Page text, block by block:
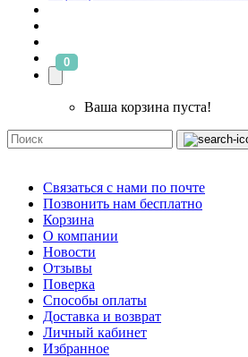
0
Ваша корзина пуста!
Связаться с нами по почте
Позвонить нам бесплатно
Корзина
О компании
Новости
Отзывы
Поверка
Способы оплаты
Доставка и возврат
Личный кабинет
Избранное